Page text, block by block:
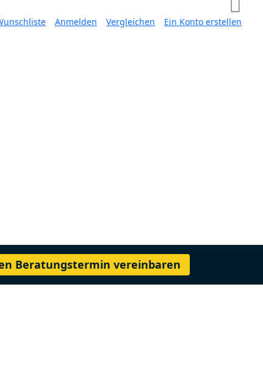
Anmelden Vergleichen Ein Konto erstellen
Beratungstermin vereinbaren